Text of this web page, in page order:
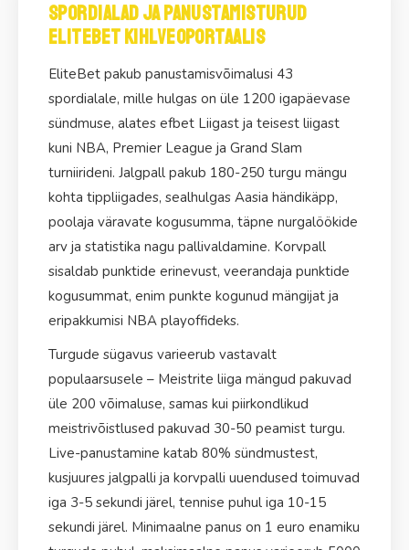
Konkurentsivõimelised koefitsiendid juhtivatele
liigadele
Cash Out funktsioon, sealhulgas osaline
Kiired väljamaksed ja erinevad meetodid
Piiratud võimalused telefoni teel ühendust võtta
Boonuse läbimängimisnõuded
Mõned spordialad on vähemate turgudega
Spordialad ja panustamisturud
EliteBet Kihlveoportaalis
EliteBet pakub panustamisvõimalusi 43
spordialale, mille hulgas on üle 1200 igapäevase
sündmuse, alates efbet Liigast ja teisest liigast
kuni NBA, Premier League ja Grand Slam
turniirideni. Jalgpall pakub 180-250 turgu mängu
kohta tippliigades, sealhulgas Aasia händikäpp,
poolaja väravate kogusumma, täpne nurgalöökide
arv ja statistika nagu pallivaldamine. Korvpall
sisaldab punktide erinevust, veerandaja punktide
kogusummat, enim punkte kogunud mängijat ja
eripakkumisi NBA playoffideks.
Turgude sügavus varieerub vastavalt
populaarsusele – Meistrite liiga mängud pakuvad
üle 200 võimaluse, samas kui piirkondlikud
meistrivõistlused pakuvad 30-50 peamist turgu.
Live-panustamine katab 80% sündmustest,
kusjuures jalgpalli ja korvpalli uuendused toimuvad
iga 3-5 sekundi järel, tennise puhul iga 10-15
sekundi järel. Minimaalne panus on 1 euro enamiku